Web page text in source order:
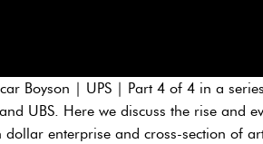
Boyson | UPS | Part 4 of 4 in a
UBS. Here we discuss the rise and
enterprise and cross-section of